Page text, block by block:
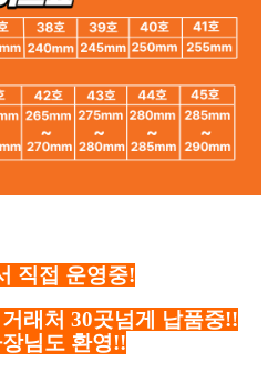
직접 운영중!
래처 30곳넘게 납품중!!
님도 환영!!